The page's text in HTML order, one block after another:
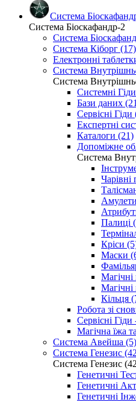
Система
Система Біоскафандр-2
Система
Система Кіборг (17)
Електронні
Система
Система
Системні
Бази даних
Сервісні Гіди
Експертні
Каталоги (21)
Допоміжне
Система
Палиці
Кріси
Маски
Кільця
Робота зі
Сервісні
Магічна їжа
Система Авейша (5)
Система Генезис
Система Генезис
Генетичні
Генетичні
Генетичні